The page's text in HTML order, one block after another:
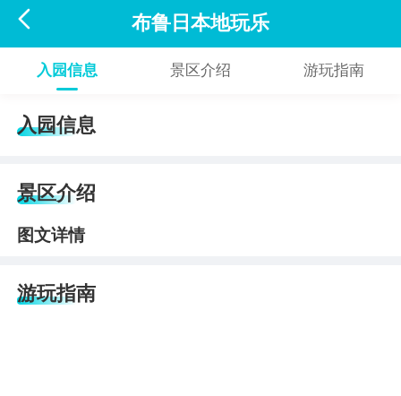
 布鲁日本地玩乐
入园信息 景区介绍 游玩指南
入园信息
景区介绍
图文详情
游玩指南